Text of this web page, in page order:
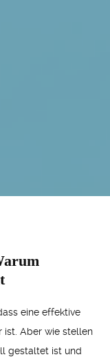
eine effektive
ist. Aber wie stellen
gestaltet ist und